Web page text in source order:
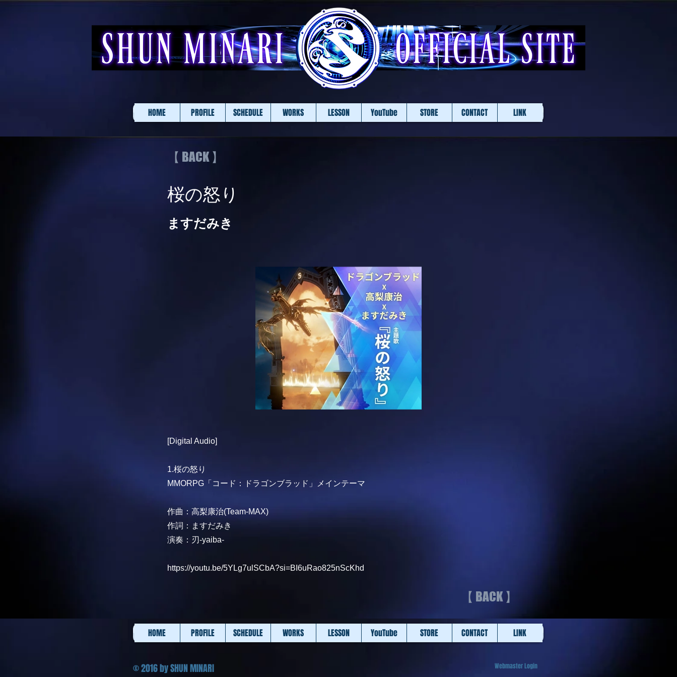
HOME PROFILE SCHEDULE WORKS LESSON YouTube STORE CONTACT LINK
【 BACK 】
桜の怒り
ますだみき
[Digital Audio]
1.桜の怒り
MMORPG「コード：ドラゴンブラッド」メインテーマ
作曲：高梨康治(Team-MAX)
作詞：ますだみき
演奏：刃-yaiba-
https://youtu.be/5YLg7ulSCbA?si=BI6uRao825nScKhd
【 BACK 】
HOME PROFILE SCHEDULE WORKS LESSON YouTube STORE CONTACT LINK
© 2016by SHUN MINARI Webmaster Login